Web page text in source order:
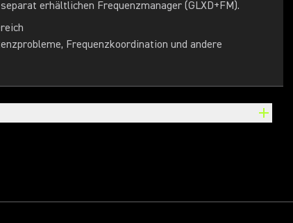
erhältlichen Frequenzmanager (GLXD+FM).
Frequenzkoordination und andere